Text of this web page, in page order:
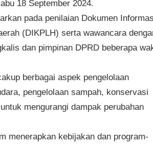
18 September 2024.
pada penilaian Dokumen
(DIKPLH) serta wawancara
dan pimpinan DPRD beberapa
berbagai aspek pengelolaan
pengelolaan sampah, konservasi
mengurangi dampak perubahan
menerapkan kebijakan dan program-